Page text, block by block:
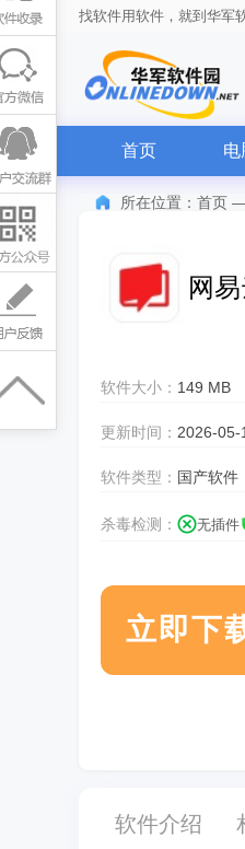
找软件用软件，就到华军
首页 电
所在位置： 首页
网
软件大小： 149 MB
更新时间： 2026-05-
软件类型： 国产软件
杀毒检测： 无插件
立即下
软件介绍